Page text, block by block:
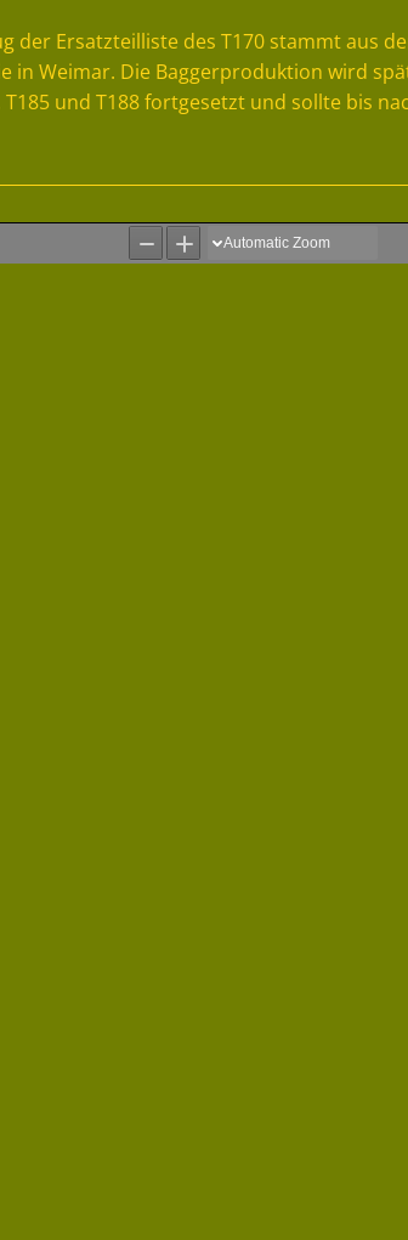
der Ersatzteilliste des T170 stammt aus
in Weimar. Die Baggerproduktion wird
und T188 fortgesetzt und sollte bis